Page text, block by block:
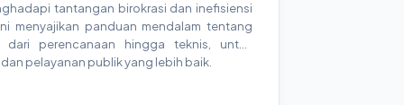
tantangan birokrasi dan inefisiensi
menyajikan panduan mendalam tentang
dari perencanaan hingga teknis, untuk
pelayanan publik yang lebih baik.